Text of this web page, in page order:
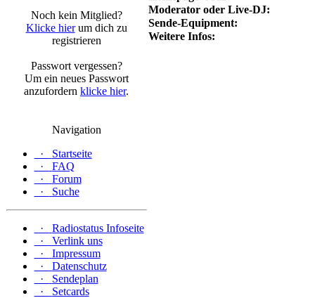
Noch kein Mitglied?
Klicke hierum dich zu
registrieren
Passwort vergessen?
Um ein neues Passwort
anzufordern klicke hier.
Navigation
·
Startseite
·
FAQ
·
Forum
·
Suche
·
Radiostatus Infoseite
·
Verlink uns
·
Impressum
·
Datenschutz
·
Sendeplan
·
Setcards
Moderator oder Live-DJ:
Sende-Equipment:
Weitere Infos: